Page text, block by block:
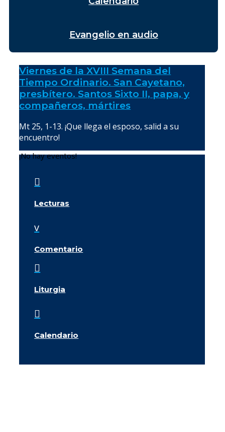
Evangelio en audio
Viernes de la XVIII Semana del
Tiempo Ordinario. San Cayetano,
presbítero. Santos Sixto II, papa, y
compañeros, mártires
Mt 25, 1-13. ¡Que llega el esposo, salid a su
encuentro!
¡No hay eventos!

Lecturas
v
Comentario

Liturgia

Calendario